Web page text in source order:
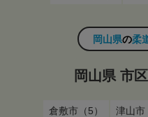
岡山県の柔
岡山県 市
倉敷市（5） 津山市